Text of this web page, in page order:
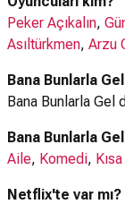
Peker Açıkalın,
Asıltürkmen, Arzu
Bana Bunlarla
Bana Bunlarla Gel
Bana Bunlarla
Aile, Komedi,
Netflix'te var mı?